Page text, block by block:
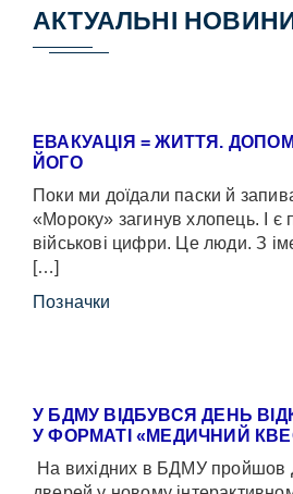
АКТУАЛЬНІ
ЕВАКУАЦІЯ = ЖИТТЯ.
ЙОГО
Поки ми доїдали паски й
«Мороку» загинув хлопець. І є
військові цифри. Це люди. З
[…]
Позначки
У БДМУ ВІДБУВСЯ ДЕНЬ
У ФОРМАТІ «МЕДИЧНИЙ
На вихідних в БДМУ пройшов